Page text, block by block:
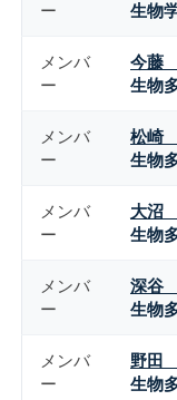
ー
生物
メンバ
ー
今藤
生物
メンバ
ー
松崎
生物
メンバ
ー
大沼
生物
メンバ
ー
深谷
生物
メンバ
ー
野田
生物